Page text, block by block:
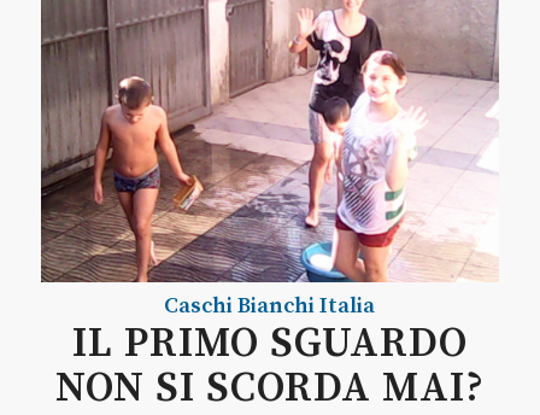
Caschi BianchiItalia
IL PRIMO SGUARDO
NON SI SCORDA MAI?